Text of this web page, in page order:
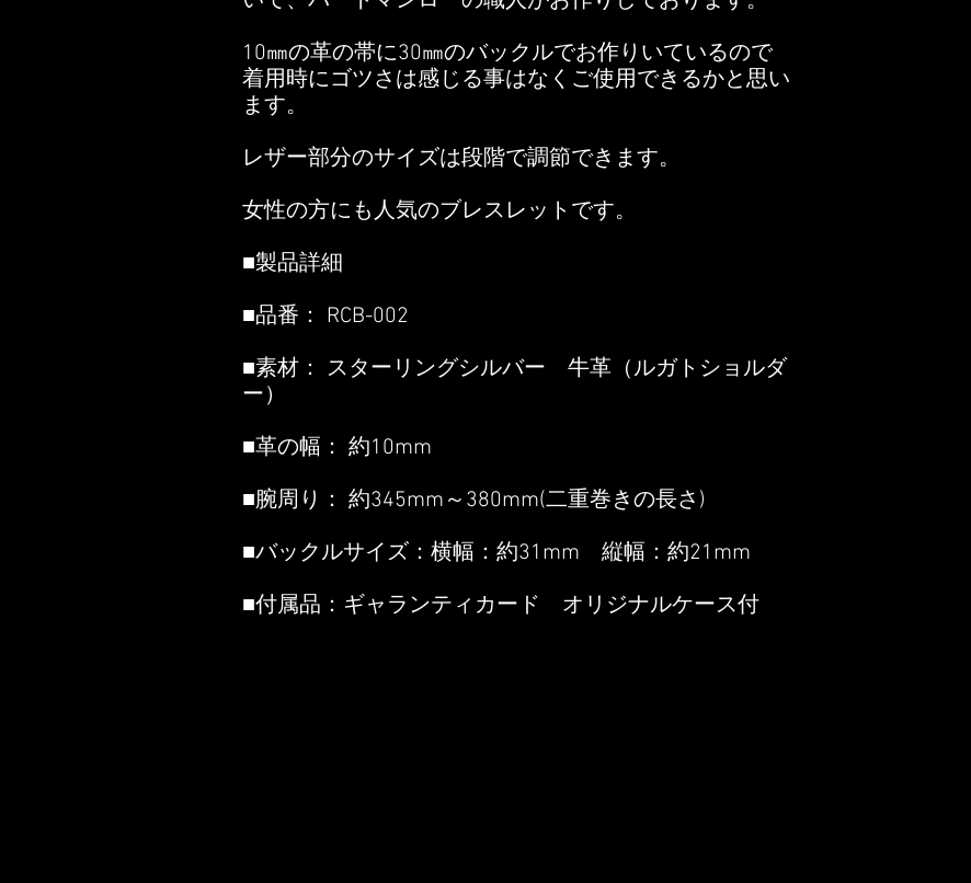
10㎜の革の帯に30㎜のバックルでお作りいているので
着用時にゴツさは感じる事はなくご使用できるかと思い
ます。
レザー部分のサイズは段階で調節できます。
女性の方にも人気のブレスレットです。
■製品詳細
■品番： RCB-002
■素材： スターリングシルバー 牛革（ルガトショルダ
ー）
■革の幅： 約10mm
■腕周り： 約345mm～380mm(二重巻きの長さ)
■バックルサイズ：横幅：約31mm 縦幅：約21mm
■付属品：ギャランティカード オリジナルケース付